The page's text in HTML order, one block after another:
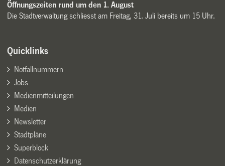
Öffnungszeiten rund um den 1. August
Die Stadtverwaltung schliesst am Freitag, 31. Juli bereits um 15 Uhr.
Quicklinks
Notfallnummern
Jobs
Medienmitteilungen
Medien
Newsletter
Stadtpläne
Superblock
Datenschutzerklärung